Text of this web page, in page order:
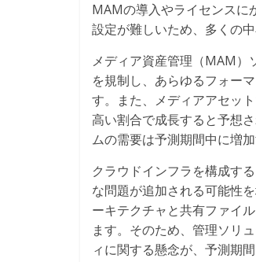
MAMの導入やライセンスに
設定が難しいため、多くの
メディア資産管理（MAM）
を規制し、あらゆるフォー
す。また、メディアアセッ
高い割合で成長すると予想
ムの需要は予測期間中に増
クラウドインフラを構成す
な問題が追加される可能性
ーキテクチャと共有ファイ
ます。そのため、管理ソリ
ィに関する懸念が、予測期